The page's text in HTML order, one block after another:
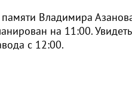
Владимира
на 11:00.
с 12:00.